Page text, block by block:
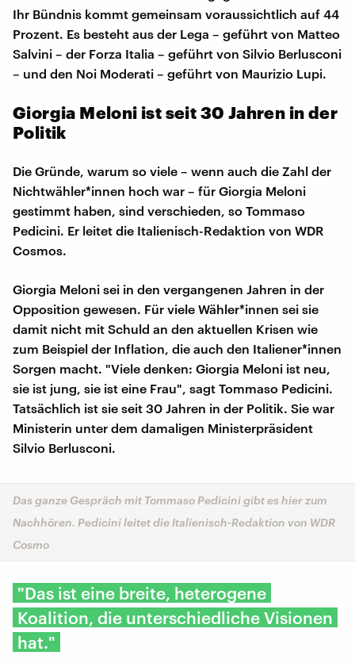
Ihr Bündnis kommt gemeinsam voraussichtlich auf 44
Prozent. Es besteht aus der Lega – geführt von Matteo
Salvini – der Forza Italia – geführt von Silvio Berlusconi
– und den Noi Moderati – geführt von Maurizio Lupi.
Giorgia Meloni ist seit 30 Jahren in der
Politik
Die Gründe, warum so viele – wenn auch die Zahl der
Nichtwähler*innen hoch war – für Giorgia Meloni
gestimmt haben, sind verschieden, so Tommaso
Pedicini. Er leitet die Italienisch-Redaktion von WDR
Cosmos.
Giorgia Meloni sei in den vergangenen Jahren in der
Opposition gewesen. Für viele Wähler*innen sei sie
damit nicht mit Schuld an den aktuellen Krisen wie
zum Beispiel der Inflation, die auch den Italiener*innen
Sorgen macht. "Viele denken: Giorgia Meloni ist neu,
sie ist jung, sie ist eine Frau", sagt Tommaso Pedicini.
Tatsächlich ist sie seit 30 Jahren in der Politik. Sie war
Ministerin unter dem damaligen Ministerpräsident
Silvio Berlusconi.
Das ganze Gespräch mit Tommaso Pedicini gibt es hier zum
Nachhören. Pedicini leitet die Italienisch-Redaktion von WDR
Cosmo
"Das ist eine breite, heterogene
Koalition, die unterschiedliche Visionen
hat."